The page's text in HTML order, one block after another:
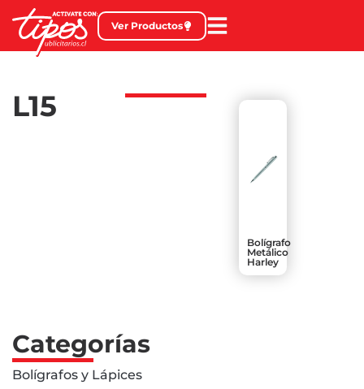
Ver Productos
L15
Bolígrafo
Metálico
Harley
Categorías
Bolígrafos y Lápices